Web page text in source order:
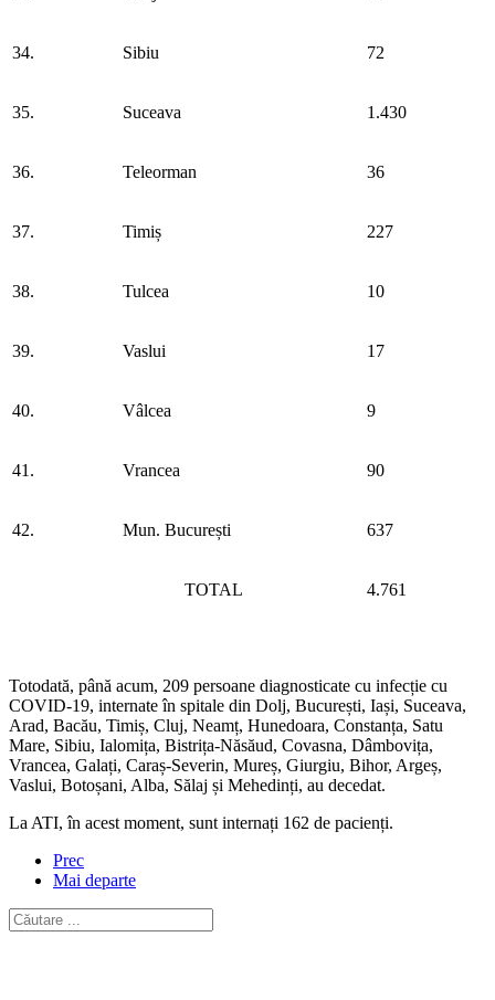
34. Sibiu 72
35. Suceava 1.430
36. Teleorman 36
37. Timiș 227
38. Tulcea 10
39. Vaslui 17
40. Vâlcea 9
41. Vrancea 90
42. Mun. București 637
TOTAL 4.761
Totodată, până acum, 209 persoane diagnosticate cu infecție cu
COVID-19, internate în spitale din Dolj, București, Iași, Suceava,
Arad, Bacău, Timiș, Cluj, Neamț, Hunedoara, Constanța, Satu
Mare, Sibiu, Ialomița, Bistrița-Năsăud, Covasna, Dâmbovița,
Vrancea, Galați, Caraș-Severin, Mureș, Giurgiu, Bihor, Argeș,
Vaslui, Botoșani, Alba, Sălaj și Mehedinți, au decedat.
La ATI, în acest moment, sunt internați 162 de pacienți.
Prec
Mai departe